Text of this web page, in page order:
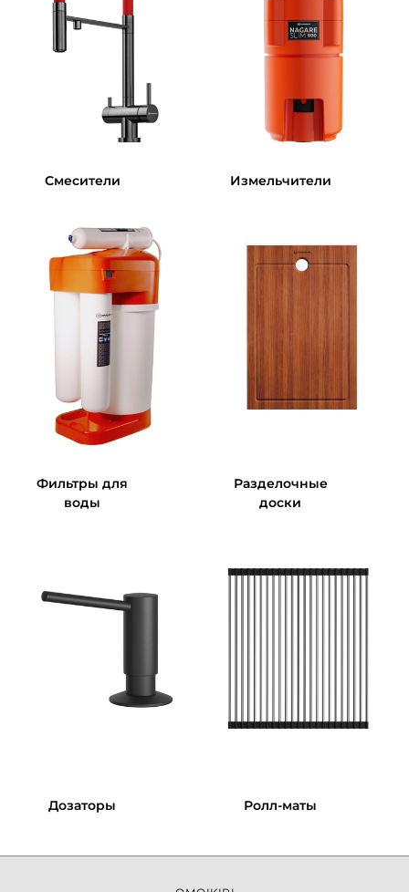
Смесители Измельчители
Фильтры для
воды
Разделочные
доски
Дозаторы Ролл-маты